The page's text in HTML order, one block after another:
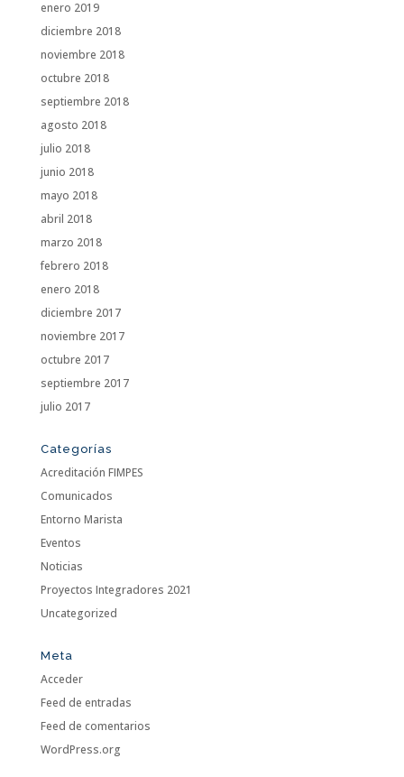
enero 2019
diciembre 2018
noviembre 2018
octubre 2018
septiembre 2018
agosto 2018
julio 2018
junio 2018
mayo 2018
abril 2018
marzo 2018
febrero 2018
enero 2018
diciembre 2017
noviembre 2017
octubre 2017
septiembre 2017
julio 2017
Categorías
Acreditación FIMPES
Comunicados
Entorno Marista
Eventos
Noticias
Proyectos Integradores 2021
Uncategorized
Meta
Acceder
Feed de entradas
Feed de comentarios
WordPress.org